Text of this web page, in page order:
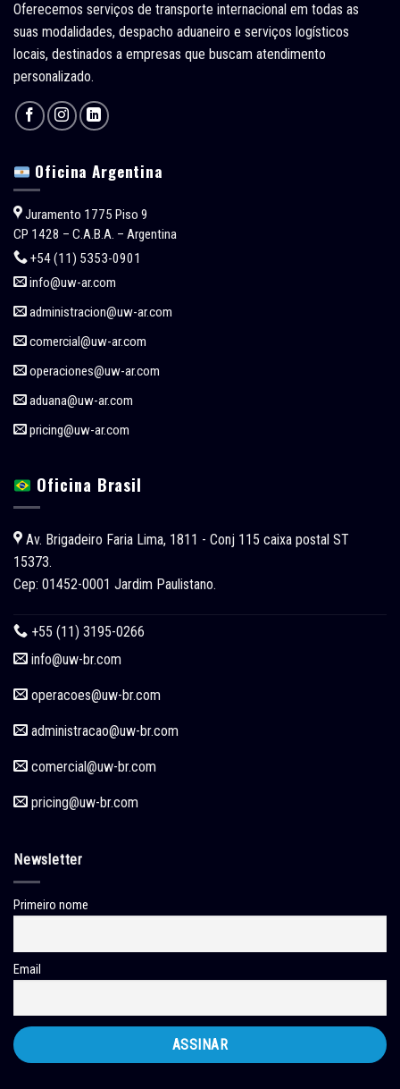
Oferecemos serviços de transporte internacional em todas as
suas modalidades, despacho aduaneiro e serviços logísticos
locais, destinados a empresas que buscam atendimento
personalizado.
Oficina Argentina
Juramento 1775 Piso 9
CP 1428 – C.A.B.A. – Argentina
+54 (11) 5353-0901
info@uw-ar.com
administracion@uw-ar.com
comercial@uw-ar.com
operaciones@uw-ar.com
aduana@uw-ar.com
pricing@uw-ar.com
Oficina Brasil
Av. Brigadeiro Faria Lima, 1811 - Conj 115 caixa postal ST
15373.
Cep: 01452-0001 Jardim Paulistano.
+55 (11) 3195-0266
info@uw-br.com
operacoes@uw-br.com
administracao@uw-br.com
comercial@uw-br.com
pricing@uw-br.com
Newsletter
Primeiro nome
Email